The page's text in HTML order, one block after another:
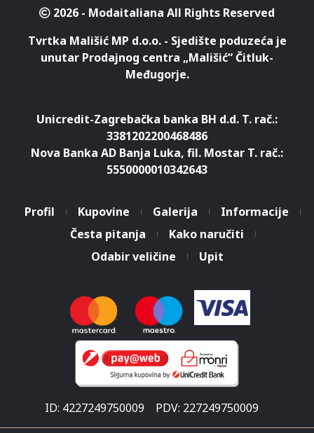
2026 - Modaitaliana All Rights Reserved
Tvrtka Mališić MP d.o.o. - Sjedište poduzeća je
unutar Prodajnog centra „Mališić“ Čitluk-
Međugorje.
Unicredit-Zagrebačka banka BH d.d. T. rač.:
3381202200468486
Nova Banka AD Banja Luka, fil. Mostar T. rač.:
5550000010342643
Profil Kupovine Galerija
Informacije
Česta pitanja
Kako naručiti
Odabir veličine
Upit
ID: 4227249750009 PDV: 227249750009